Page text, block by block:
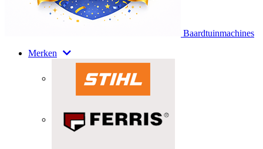
Baardtuinmachines
Merken